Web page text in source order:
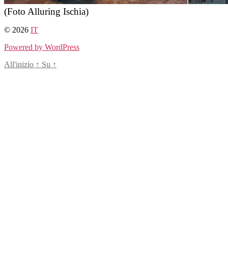
(Foto Alluring Ischia)
© 2026 IT
Powered by WordPress
All'inizio ↑ Su ↑